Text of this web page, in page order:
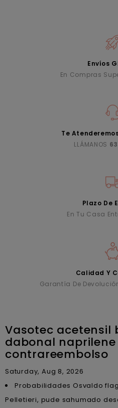
Envíos
En Compras
Te
LLÁMANOS
Plazo De
En Tu Casa
Calidad Y
Garantía De
Vasotec acetensil
dabonal
contrareembolso
Saturday, Aug 8, 2026
Probabilidades Osvaldo
Pelletieri, pude sahumado